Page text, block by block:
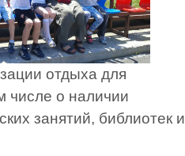
отдыха для
числе о наличии
занятий, библиотек и